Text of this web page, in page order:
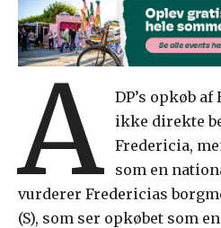
A
DP’s opkøb
ikke direkte
Fredericia,
som en
vurderer Fredericias
(S), som ser opkøbet som